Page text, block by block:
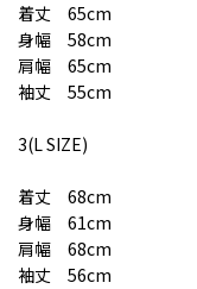
着丈 65cm
身幅 58cm
肩幅 65cm
袖丈 55cm
3(L SIZE)
着丈 68cm
身幅 61cm
肩幅 68cm
袖丈 56cm